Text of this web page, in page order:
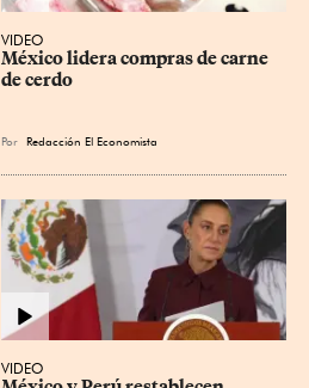
VIDEO
México lidera compras de carne
de cerdo
Por Redacción El Economista
VIDEO